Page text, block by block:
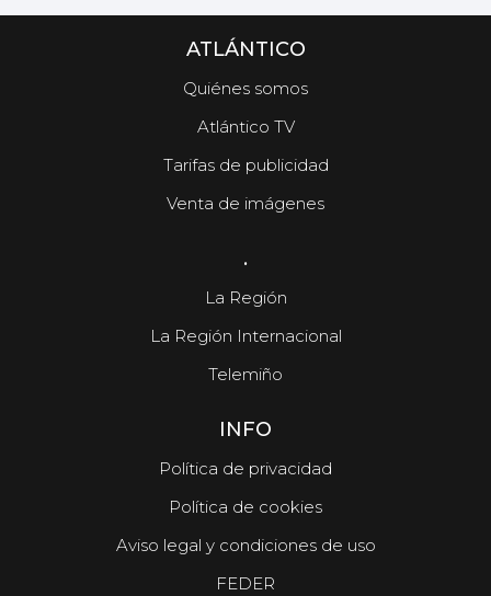
ATLÁNTICO
Quiénes somos
Atlántico TV
Tarifas de publicidad
Venta de imágenes
.
La Región
La Región Internacional
Telemiño
INFO
Política de privacidad
Política de cookies
Aviso legal y condiciones de uso
FEDER